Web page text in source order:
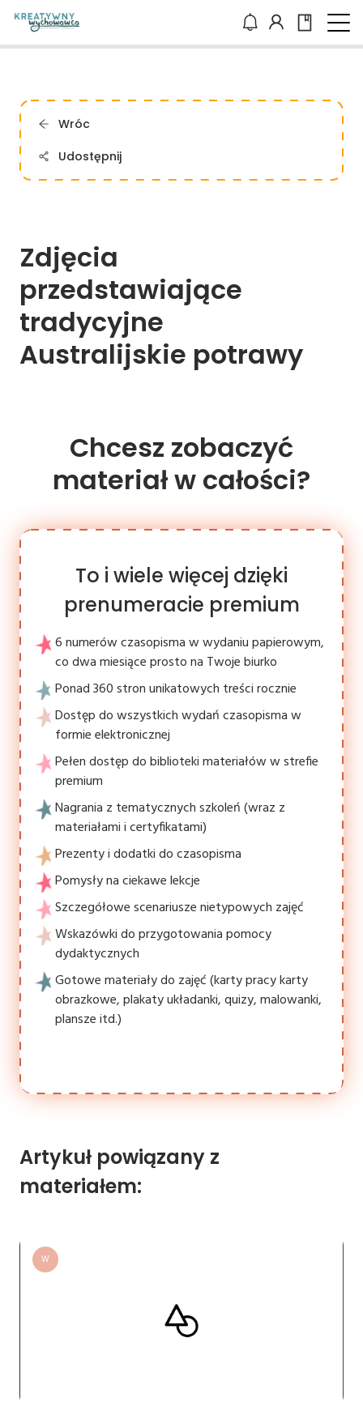
Wróc
Udostępnij
Zdjęcia
przedstawiające
tradycyjne
Australijskie potrawy
Chcesz zobaczyć
materiał w całości?
To i wiele więcej dzięki
prenumeracie premium
6 numerów czasopisma w wydaniu papierowym,
co dwa miesiące prosto na Twoje biurko
Ponad 360 stron unikatowych treści rocznie
Dostęp do wszystkich wydań czasopisma w
formie elektronicznej
Pełen dostęp do biblioteki materiałów w strefie
premium
Nagrania z tematycznych szkoleń (wraz z
materiałami i certyfikatami)
Prezenty i dodatki do czasopisma
Pomysły na ciekawe lekcje
Szczegółowe scenariusze nietypowych zajęć
Wskazówki do przygotowania pomocy
dydaktycznych
Gotowe materiały do zajęć (karty pracy karty
obrazkowe, plakaty układanki, quizy, malowanki,
plansze itd.)
Artykuł powiązany z
materiałem:
W